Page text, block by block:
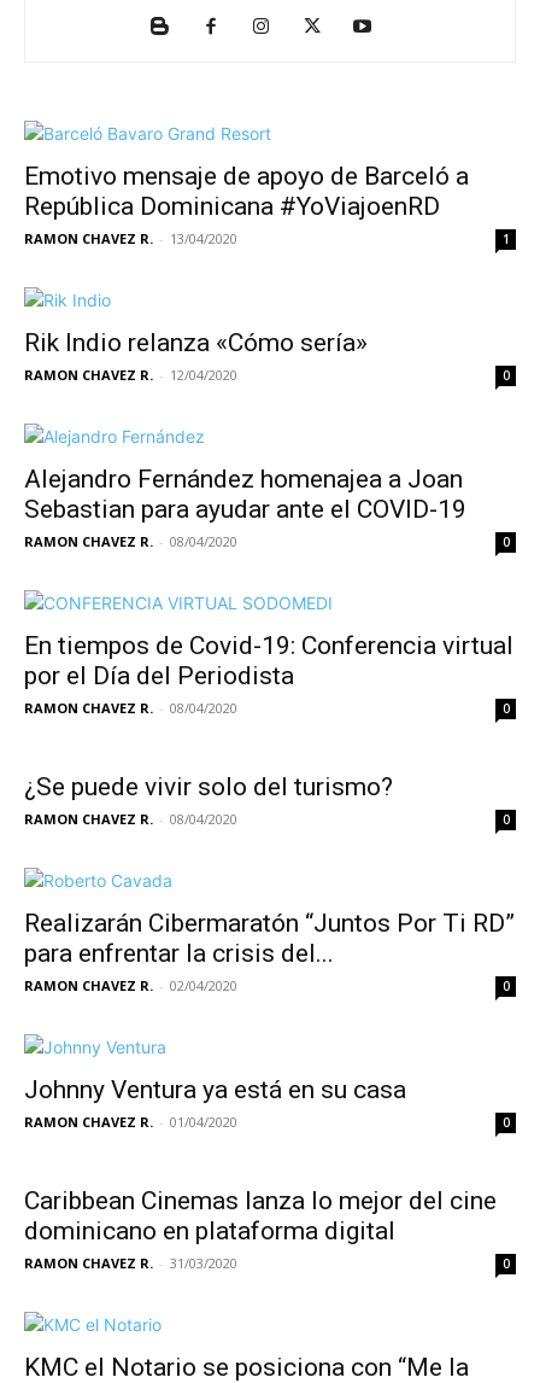
Emotivo mensaje de apoyo de Barceló a
República Dominicana #YoViajoenRD
RAMON CHAVEZ R. - 13/04/2020 1
Rik Indio relanza «Cómo sería»
RAMON CHAVEZ R. - 12/04/2020 0
Alejandro Fernández homenajea a Joan
Sebastian para ayudar ante el COVID-19
RAMON CHAVEZ R. - 08/04/2020 0
En tiempos de Covid-19: Conferencia virtual
por el Día del Periodista
RAMON CHAVEZ R. - 08/04/2020 0
¿Se puede vivir solo del turismo?
RAMON CHAVEZ R. - 08/04/2020 0
Realizarán Cibermaratón “Juntos Por Ti RD”
para enfrentar la crisis del...
RAMON CHAVEZ R. - 02/04/2020 0
Johnny Ventura ya está en su casa
RAMON CHAVEZ R. - 01/04/2020 0
Caribbean Cinemas lanza lo mejor del cine
dominicano en plataforma digital
RAMON CHAVEZ R. - 31/03/2020 0
KMC el Notario se posiciona con “Me la